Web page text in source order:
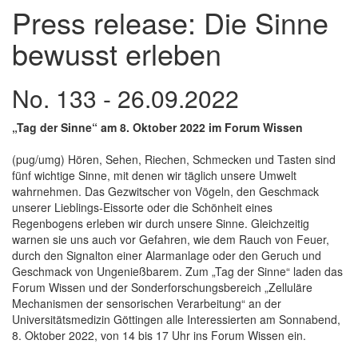
Press release: Die Sinne
bewusst erleben
No. 133 - 26.09.2022
„Tag der Sinne“ am 8. Oktober 2022 im Forum Wissen
(pug/umg) Hören, Sehen, Riechen, Schmecken und Tasten sind
fünf wichtige Sinne, mit denen wir täglich unsere Umwelt
wahrnehmen. Das Gezwitscher von Vögeln, den Geschmack
unserer Lieblings-Eissorte oder die Schönheit eines
Regenbogens erleben wir durch unsere Sinne. Gleichzeitig
warnen sie uns auch vor Gefahren, wie dem Rauch von Feuer,
durch den Signalton einer Alarmanlage oder den Geruch und
Geschmack von Ungenießbarem. Zum „Tag der Sinne“ laden das
Forum Wissen und der Sonderforschungsbereich „Zelluläre
Mechanismen der sensorischen Verarbeitung“ an der
Universitätsmedizin Göttingen alle Interessierten am Sonnabend,
8. Oktober 2022, von 14 bis 17 Uhr ins Forum Wissen ein.